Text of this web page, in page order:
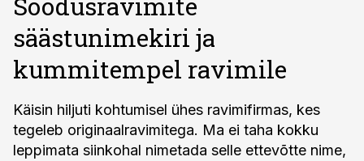
säästunimekiri ja
kummitempel ravimile
Käisin hiljuti kohtumisel ühes ravimifirmas, kes
tegeleb originaalravimitega. Ma ei taha kokku
leppimata siinkohal nimetada selle ettevõtte nime,